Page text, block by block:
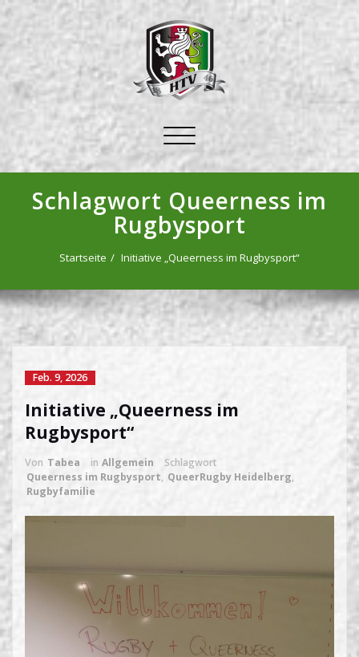
Schalte
Navigation
Schlagwort Queerness im
Rugbysport
Startseite Initiative „Queerness im Rugbysport“
Feb. 9, 2026
Initiative „Queerness im
Rugbysport“
Von Tabea in Allgemein
Schlagwort
Queerness im Rugbysport, QueerRugby Heidelberg,
Rugbyfamilie